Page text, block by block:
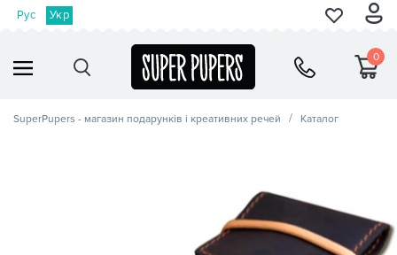
Рус Укр
0
SuperPupers - магазин подарунків і креативних речей Каталог